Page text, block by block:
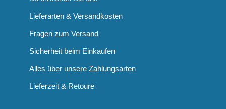
Lieferarten & Versandkosten
Fragen zum Versand
Sicherheit beim Einkaufen
Alles über unsere Zahlungsarten
Lieferzeit & Retoure